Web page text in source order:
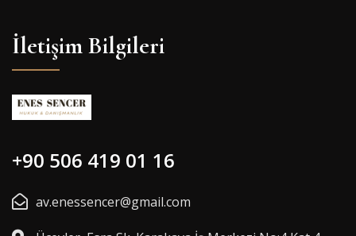
İletişim Bilgileri
+90 506 419 01 16
av.enessencer@gmail.com